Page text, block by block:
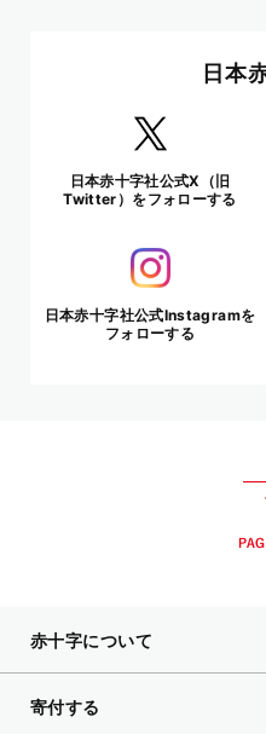
日本
日本赤十字社公式X（旧
Twitter）をフォローする
日本赤十字社公式Instagramを
フォローする
赤十字について
寄付する